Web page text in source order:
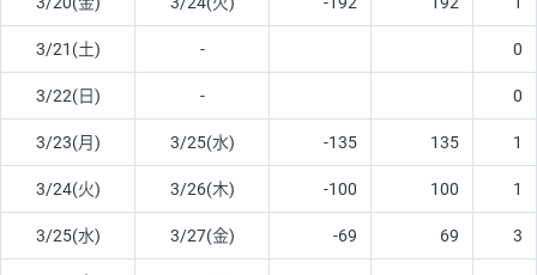
3/21(土) - 0
3/22(日) - 0
3/23(月) 3/25(水) -135 135 1
3/24(火) 3/26(木) -100 100 1
3/25(水) 3/27(金) -69 69 3